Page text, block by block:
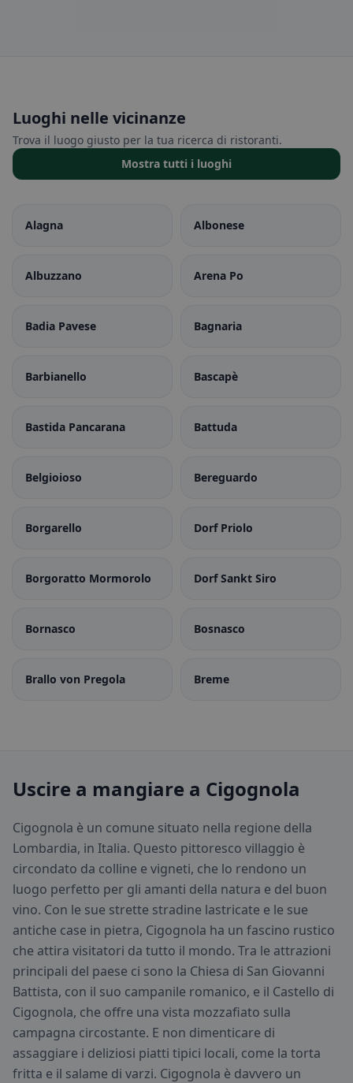
Luoghi nelle vicinanze
Trova il luogo giusto per la tua ricerca di ristoranti.
Mostra tutti i luoghi
Alagna Albonese
Albuzzano Arena Po
Badia Pavese Bagnaria
Barbianello Bascapè
Bastida Pancarana Battuda
Belgioioso Bereguardo
Borgarello Dorf Priolo
Borgoratto Mormorolo Dorf Sankt Siro
Bornasco Bosnasco
Brallo von Pregola Breme
Uscire a mangiare a Cigognola
Cigognola è un comune situato nella regione della
Lombardia, in Italia. Questo pittoresco villaggio è
circondato da colline e vigneti, che lo rendono un
luogo perfetto per gli amanti della natura e del buon
vino. Con le sue strette stradine lastricate e le sue
antiche case in pietra, Cigognola ha un fascino rustico
che attira visitatori da tutto il mondo. Tra le attrazioni
principali del paese ci sono la Chiesa di San Giovanni
Battista, con il suo campanile romanico, e il Castello di
Cigognola, che offre una vista mozzafiato sulla
campagna circostante. E non dimenticare di
assaggiare i deliziosi piatti tipici locali, come la torta
fritta e il salame di varzi. Cigognola è davvero un